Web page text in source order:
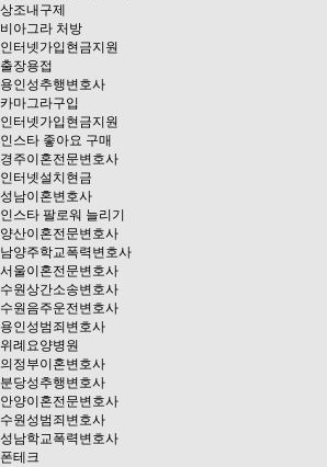
상조내구제
비아그라 처방
인터넷가입현금지원
출장용접
용인성추행변호사
카마그라구입
인터넷가입현금지원
인스타 좋아요 구매
경주이혼전문변호사
인터넷설치현금
성남이혼변호사
인스타 팔로워 늘리기
양산이혼전문변호사
남양주학교폭력변호사
서울이혼전문변호사
수원상간소송변호사
수원음주운전변호사
용인성범죄변호사
위례요양병원
의정부이혼변호사
분당성추행변호사
안양이혼전문변호사
수원성범죄변호사
성남학교폭력변호사
폰테크